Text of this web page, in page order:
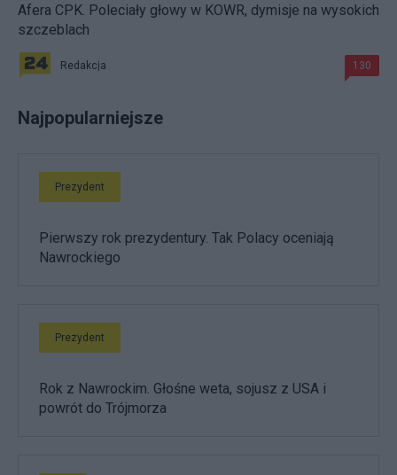
Afera CPK. Poleciały głowy w KOWR, dymisje na wysokich
szczeblach
Redakcja 130
Najpopularniejsze
Prezydent
Pierwszy rok prezydentury. Tak Polacy oceniają
Nawrockiego
Prezydent
Rok z Nawrockim. Głośne weta, sojusz z USA i
powrót do Trójmorza